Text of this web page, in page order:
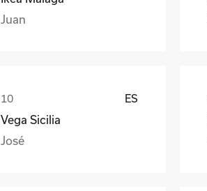
Juan
ES
Vega Sicilia
José